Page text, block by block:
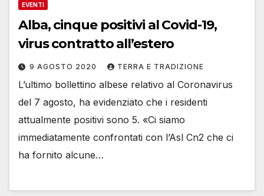
EVENTI
Alba, cinque positivi al Covid-19,
virus contratto all’estero
9 AGOSTO 2020 TERRA E TRADIZIONE
L’ultimo bollettino albese relativo al Coronavirus
del 7 agosto, ha evidenziato che i residenti
attualmente positivi sono 5. «Ci siamo
immediatamente confrontati con l’Asl Cn2 che ci
ha fornito alcune…